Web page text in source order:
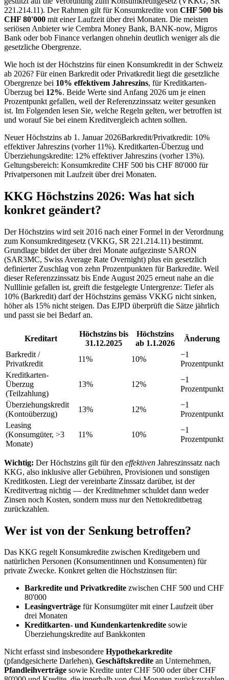
221.214.11). Der Rahmen gilt für Konsumkredite von CHF 500 bis
CHF 80'000 mit einer Laufzeit über drei Monaten. Die meisten
seriösen Anbieter wie Cembra Money Bank, BANK-now, Migros
Bank oder bob Finance verlangen ohnehin deutlich weniger als die
gesetzliche Obergrenze.
Wie hoch ist der Höchstzins für einen Konsumkredit in der Schweiz
ab 2026? Für einen Barkredit oder Privatkredit liegt die gesetzliche
Obergrenze bei 10% effektivem Jahreszins, für Kreditkarten-
Überzug bei 12%. Beide Werte sind Anfang 2026 um je einen
Prozentpunkt gefallen, weil der Referenzzinssatz weiter gesunken
ist. Im Folgenden lesen Sie, welche Regeln gelten, wer betroffen ist
und worauf Sie bei einem Kreditvergleich achten sollten.
Neuer Höchstzins ab 1. Januar 2026Barkredit/Privatkredit: 10%
effektiver Jahreszins (vorher 11%). Kreditkarten-Überzug und
Überziehungskredite: 12% effektiver Jahreszins (vorher 13%).
Geltungsbereich: Konsumkredite CHF 500 bis CHF 80'000 für
Privatpersonen mit Laufzeit über drei Monaten.
KKG Höchstzins 2026: Was hat sich
konkret geändert?
Der Höchstzins wird seit 2016 nach einer Formel in der Verordnung
zum Konsumkreditgesetz (VKKG, SR 221.214.11) bestimmt.
Grundlage bildet der über drei Monate aufgezinste SARON
(SAR3MC, Swiss Average Rate Overnight) plus ein gesetzlich
definierter Zuschlag von zehn Prozentpunkten für Barkredite. Weil
dieser Referenzzinssatz bis Ende August 2025 erneut nahe an die
Nulllinie gefallen ist, greift die festgelegte Untergrenze: Tiefer als
10% (Barkredit) darf der Höchstzins gemäss VKKG nicht sinken,
höher als 15% nicht steigen. Das EJPD überprüft die Sätze jährlich
und passt sie bei Bedarf an.
Kreditart
Höchstzins bis
31.12.2025
Höchstzins
ab 1.1.2026
Änderung
Barkredit /
Privatkredit
11% 10%
−1
Prozentpunkt
Kreditkarten-
Überzug
(Teilzahlung)
13% 12%
−1
Prozentpunkt
Überziehungskredit
(Kontoüberzug)
13% 12%
−1
Prozentpunkt
Leasing
(Konsumgüter, >3
Monate)
11% 10%
−1
Prozentpunkt
Wichtig: Der Höchstzins gilt für den effektiven Jahreszinssatz nach
KKG, also inklusive aller Gebühren, Provisionen und sonstigen
Kreditkosten. Liegt der vereinbarte Zinssatz darüber, ist der
Kreditvertrag nichtig — der Kreditnehmer schuldet dann weder
Zinsen noch Kosten, sondern muss nur den Nettokreditbetrag
zurückzahlen.
Wer ist von der Senkung betroffen?
Das KKG regelt Konsumkredite zwischen Kreditgebern und
natürlichen Personen (Konsumentinnen und Konsumenten) für
private Zwecke. Konkret gelten die Höchstzinsen für:
Barkredite und Privatkredite zwischen CHF 500 und CHF
80'000
Leasingverträge für Konsumgüter mit einer Laufzeit über
drei Monaten
Kreditkarten- und Kundenkartenkredite sowie
Überziehungskredite auf Bankkonten
Nicht erfasst sind insbesondere Hypothekarkredite
(pfandgesicherte Darlehen), Geschäftskredite an Unternehmen,
Pfandleihverträge sowie Kredite unter CHF 500 oder über CHF